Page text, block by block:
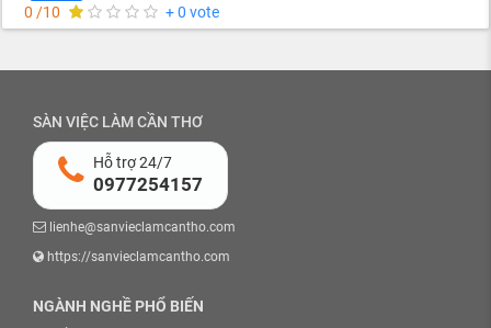
0 /10
+ 0 vote
SÀN VIỆC LÀM CẦN THƠ
Hỗ trợ 24/7
0977254157
lienhe@sanvieclamcantho.com
https://sanvieclamcantho.com
NGÀNH NGHỀ PHỔ BIẾN